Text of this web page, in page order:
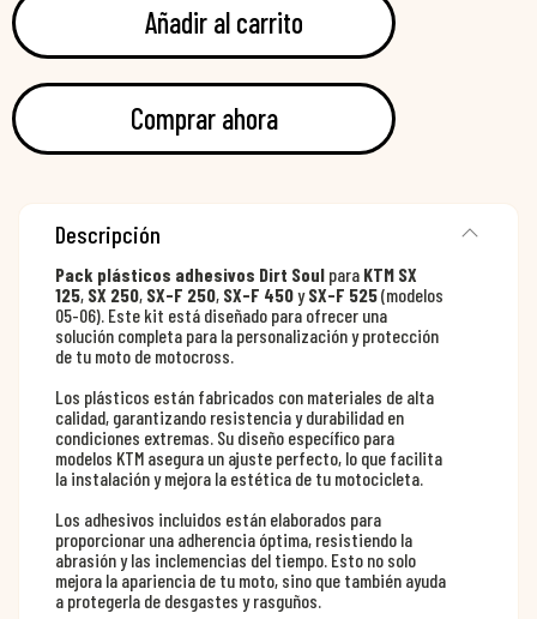
Añadir al carrito
Comprar ahora
Descripción
Pack plásticos adhesivos Dirt Soul para KTM SX
125, SX 250, SX-F 250, SX-F 450ySX-F 525(modelos
05-06). Este kit está diseñado para ofrecer una
solución completa para la personalización y protección
de tu moto de motocross.
Los plásticos están fabricados con materiales de alta
calidad, garantizando resistencia y durabilidad en
condiciones extremas. Su diseño específico para
modelos KTM asegura un ajuste perfecto, lo que facilita
la instalación y mejora la estética de tu motocicleta.
Los adhesivos incluidos están elaborados para
proporcionar una adherencia óptima, resistiendo la
abrasión y las inclemencias del tiempo. Esto no solo
mejora la apariencia de tu moto, sino que también ayuda
a protegerla de desgastes y rasguños.